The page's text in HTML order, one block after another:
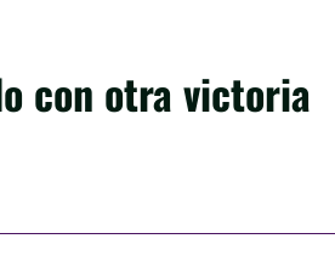
con otra victoria